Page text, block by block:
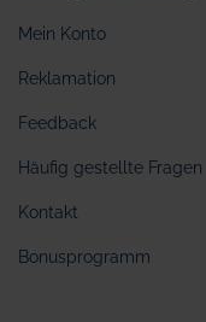
Mein Konto
Reklamation
Feedback
Häufig gestellte Fragen
Kontakt
Bonusprogramm